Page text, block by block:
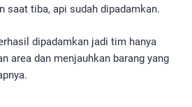
saat tiba, api sudah dipadamkan.
dipadamkan jadi tim hanya
area dan menjauhkan barang yang